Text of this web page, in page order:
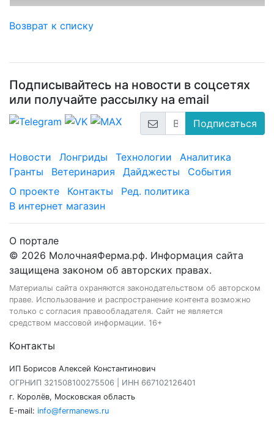
Возврат к списку
Подписывайтесь на новости в соцсетях
или получайте рассылку на email
Подписаться
Новости Лонгриды Технологии
Аналитика
Гранты
Ветеринария Дайджесты
События
О проекте
Контакты
Ред. политика
В интернет магазин
О портале
© 2026 МолочнаяФерма.рф. Информация сайта
защищена законом об авторских правах.
Материалы сайта охраняются законодательством об авторском
праве. Использование и распространение контента возможно
только с согласия правообладателя. Сайт не является
средством массовой информации. 16+
Контакты
ИП Борисов Алексей Константинович
ОГРНИП 321508100275506 | ИНН 667102126401
г. Королёв, Московская область
E-mail: info@fermanews.ru